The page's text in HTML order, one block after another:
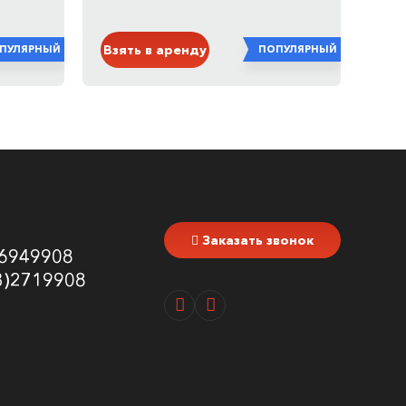
Взять в аренду ПОПУЛЯРНЫЙ
Заказать звонок